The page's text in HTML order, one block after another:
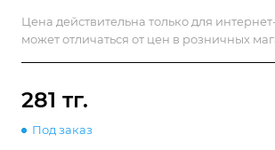
Цена действительна только для
может отличаться от цен в розничных
281 тг.
Под заказ